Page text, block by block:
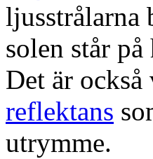
ljusstrålarna
solen står
Det är
reflektans
utrymme.